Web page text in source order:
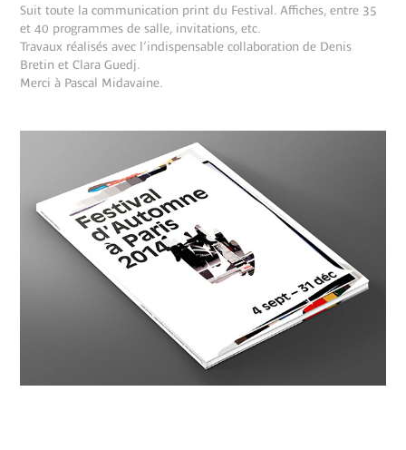
Suit toute la communication print du Festival. Affiches, entre 35
et 40 programmes de salle, invitations, etc.
Travaux réalisés avec l’indispensable collaboration de Denis
Bretin et Clara Guedj.
Merci à Pascal Midavaine.